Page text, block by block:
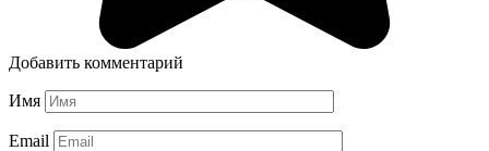
Добавить комментарий
Имя
Email